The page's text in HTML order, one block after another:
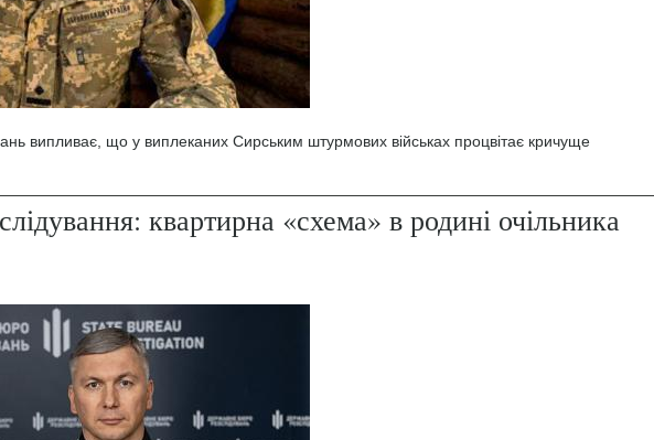
випливає, що у виплеканих Сирським штурмових військах процвітає кричуще
квартирна «схема» в родині очільника